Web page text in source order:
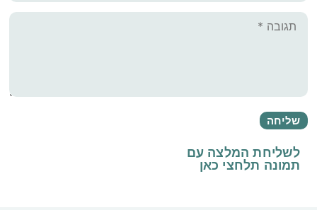
לשליחת המלצה עם
תמונה תלחצי כאן